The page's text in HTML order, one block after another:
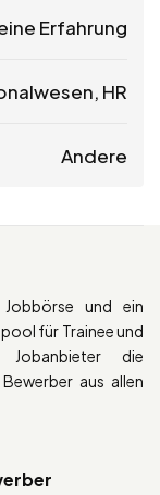
Erfahrung
HR
Andere
und ein
für Trainee und
Jobanbieter die
aus allen